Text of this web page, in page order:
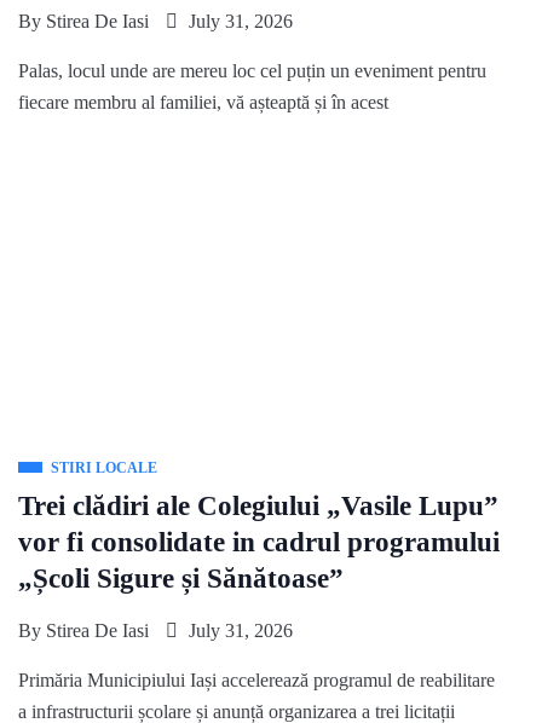
By Stirea De Iasi July 31, 2026
Palas, locul unde are mereu loc cel puțin un eveniment pentru
fiecare membru al familiei, vă așteaptă și în acest
STIRI LOCALE
Trei clădiri ale Colegiului „Vasile Lupu”
vor fi consolidate in cadrul programului
„Școli Sigure și Sănătoase”
By Stirea De Iasi July 31, 2026
Primăria Municipiului Iași accelerează programul de reabilitare
a infrastructurii școlare și anunță organizarea a trei licitații